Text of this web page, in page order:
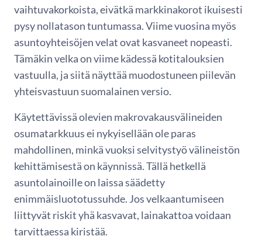
vaihtuvakorkoista, eivätkä markkinakorot ikuisesti
pysy nollatason tuntumassa. Viime vuosina myös
asuntoyhteisöjen velat ovat kasvaneet nopeasti.
Tämäkin velka on viime kädessä kotitalouksien
vastuulla, ja siitä näyttää muodostuneen piilevän
yhteisvastuun suomalainen versio.
Käytettävissä olevien makrovakausvälineiden
osumatarkkuus ei nykyisellään ole paras
mahdollinen, minkä vuoksi selvitystyö välineistön
kehittämisestä on käynnissä. Tällä hetkellä
asuntolainoille on laissa säädetty
enimmäisluototussuhde. Jos velkaantumiseen
liittyvät riskit yhä kasvavat, lainakattoa voidaan
tarvittaessa kiristää.